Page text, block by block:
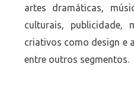
artes dramáticas,
culturais, publicidade,
criativos como design e
entre outros segmentos.